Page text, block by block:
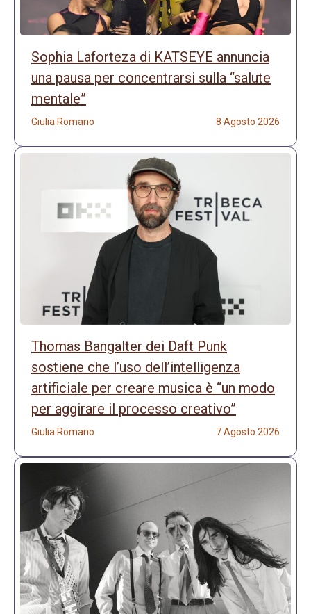
Sophia Laforteza di KATSEYE annuncia
una pausa per concentrarsi sulla “salute
mentale”
Giulia Romano 8 Agosto 2026
Thomas Bangalter dei Daft Punk
sostiene che l’uso dell’intelligenza
artificiale per creare musica è “un modo
per aggirare il processo creativo”
Giulia Romano 7 Agosto 2026